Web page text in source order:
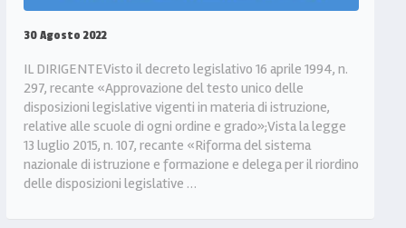
30 Agosto 2022
IL DIRIGENTEVisto il decreto legislativo 16 aprile 1994, n.
297, recante «Approvazione del testo unico delle
disposizioni legislative vigenti in materia di istruzione,
relative alle scuole di ogni ordine e grado»;Vista la legge
13 luglio 2015, n. 107, recante «Riforma del sistema
nazionale di istruzione e formazione e delega per il riordino
delle disposizioni legislative …